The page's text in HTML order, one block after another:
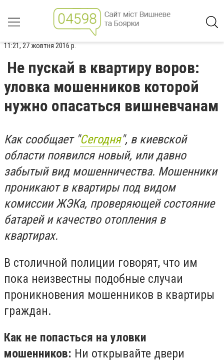
11:21, 27 жовтня 2016 р.
Не пускай в квартиру воров:
уловка мошенников которой
нужно опасаться вишневчанам
Как сообщает "Сегодня", в киевской
области появился новый, или давно
забытый вид мошенничества. Мошенники
проникают в квартиры под видом
комиссии ЖЭКа, проверяющей состояние
батарей и качество отопления в
квартирах.
В столичной полиции говорят, что им
пока неизвестны подобные случаи
проникновения мошенников в квартиры
граждан.
Как не попасться на уловки
мошенников: Ни открывайте двери